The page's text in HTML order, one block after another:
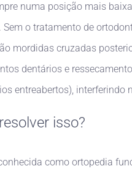
numa posição mais
Sem o tratamento de
mordidas cruzadas
dentários e
entreabertos), interferindo
isso?
como ortopedia